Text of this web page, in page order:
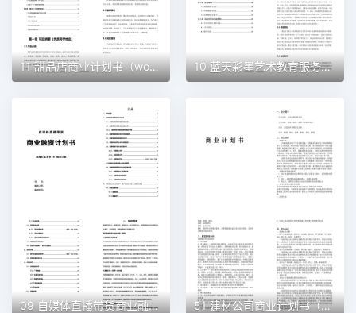
11 甜品店商业计划书（word+ppt配套）创业计划书word模板 10 蓝天彩墨艺术教育服务平台商业计划书（word+ppt配套）创业计划书word模板
09 自媒体直播带货商业融资计划书（word+ppt配套）创业计划书word模板 51 建材公司商业计划书（word+ppt配套）创业计划书word模板